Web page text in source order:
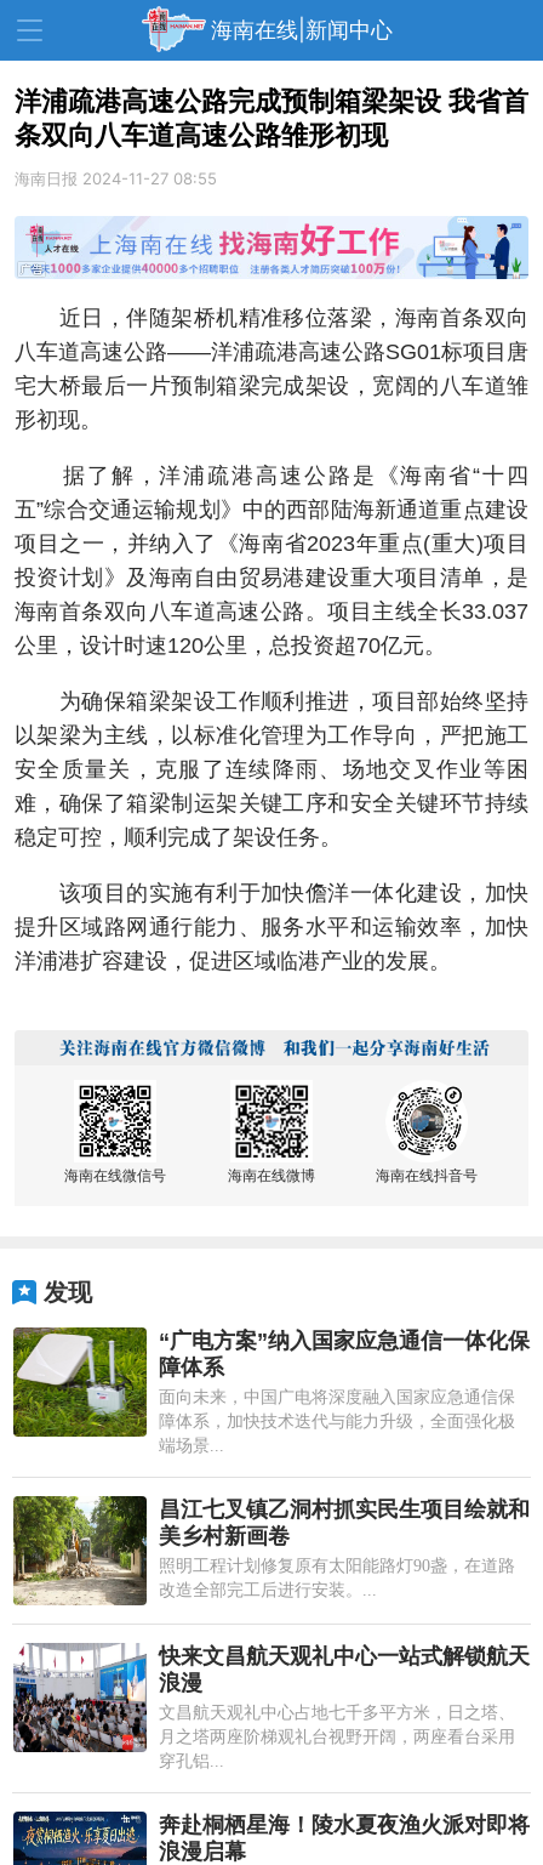
海南在线|新闻中心
资讯中心 热点 旅游
教育 健康 房产
生活 演出 活动
展会 走读海南 周末去哪儿
洋浦疏港高速公路完成预制箱梁架设 我省首
条双向八车道高速公路雏形初现
海南日报 2024-11-27 08:55
近日，伴随架桥机精准移位落梁，海南首条双向
八车道高速公路——洋浦疏港高速公路SG01标项目唐
宅大桥最后一片预制箱梁完成架设，宽阔的八车道雏
形初现。
据了解，洋浦疏港高速公路是《海南省“十四
五”综合交通运输规划》中的西部陆海新通道重点建设
项目之一，并纳入了《海南省2023年重点(重大)项目
投资计划》及海南自由贸易港建设重大项目清单，是
海南首条双向八车道高速公路。项目主线全长33.037
公里，设计时速120公里，总投资超70亿元。
为确保箱梁架设工作顺利推进，项目部始终坚持
以架梁为主线，以标准化管理为工作导向，严把施工
安全质量关，克服了连续降雨、场地交叉作业等困
难，确保了箱梁制运架关键工序和安全关键环节持续
稳定可控，顺利完成了架设任务。
该项目的实施有利于加快儋洋一体化建设，加快
提升区域路网通行能力、服务水平和运输效率，加快
洋浦港扩容建设，促进区域临港产业的发展。
海南在线微信号 海南在线微博 海南在线抖音号
发现
“广电方案”纳入国家应急通信一体化保
障体系
面向未来，中国广电将深度融入国家应急通信保
障体系，加快技术迭代与能力升级，全面强化极
端场景...
昌江七叉镇乙洞村抓实民生项目绘就和
美乡村新画卷
照明工程计划修复原有太阳能路灯90盏，在道路
改造全部完工后进行安装。...
快来文昌航天观礼中心一站式解锁航天
浪漫
文昌航天观礼中心占地七千多平方米，日之塔、
月之塔两座阶梯观礼台视野开阔，两座看台采用
穿孔铝...
奔赴桐栖星海！陵水夏夜渔火派对即将
浪漫启幕